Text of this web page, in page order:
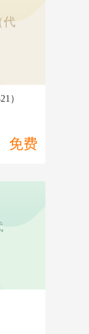
代
）
免费